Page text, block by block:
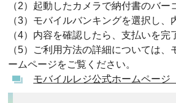
（2）起動したカメラで納付書のバー
（3）モバイルバンキングを選択し、
（4）内容を確認したら、支払いを完
（5）ご利用方法の詳細については、
ームページをご覧ください。
モバイルレジ公式ホームページ